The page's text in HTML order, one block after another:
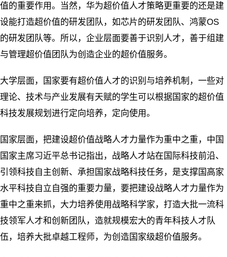
值的重要作用。当然，华为超价值人才策略更重要的还是建
设能打造超价值的研发团队，如芯片的研发团队、鸿蒙OS
的研发团队等。所以，企业层面要善于识别人才，善于组建
与管理超价值团队为创造企业的超价值服务。
大学层面，国家要有超价值人才的识别与培养机制，一些对
理论、技术与产业发展有天赋的学生可以根据国家的超价值
科技发展规划进行定向培养，定向使用。
国家层面，把建设超价值战略人才力量作为重中之重，中国
国家主席习近平总书记指出，战略人才站在国际科技前沿、
引领科技自主创新、承担国家战略科技任务，是支撑国高家
水平科技自立自强的重要力量，要把建设战略人才力量作为
重中之重来抓，大力培养使用战略科学家，打造大批一流科
技领军人才和创新团队，造就规模宏大的青年科技人才队
伍，培养大批卓越工程师，为创造国家级超价值服务。